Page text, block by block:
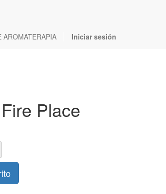
AROMATERAPIA Iniciar sesión
Place